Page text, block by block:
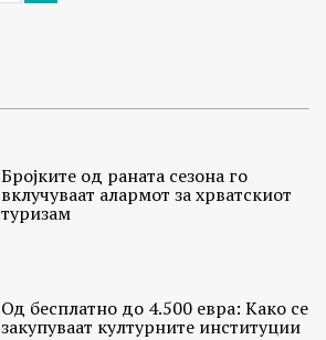
Бројките од раната сезона го
вклучуваат алармот за хрватскиот
туризам
Од бесплатно до 4.500 евра: Како се
закупуваат културните институции